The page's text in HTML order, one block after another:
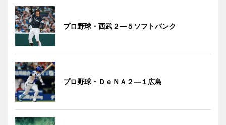
プロ野球・西武２―５ソフトバンク
プロ野球・ＤｅＮＡ２―１広島